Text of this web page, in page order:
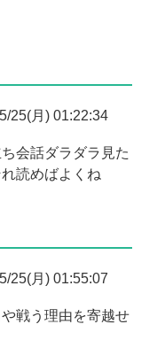
25(月) 01:22:34
会話ダラダラ見た
読めばよくね
25(月) 01:55:07
戦う理由を寄越せ